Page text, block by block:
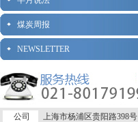
煤炭周报
NEWSLETTER
公司
上海市杨浦区贵阳路398号